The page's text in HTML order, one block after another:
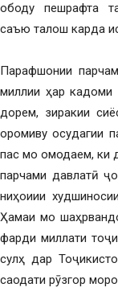
ободу пешрафта
саъю талош карда
Парафшонии
миллии ҳар кадоми
дорем, зиракии
оромиву осудагии
пас мо омодаем, ки
парчами давлатӣ
ниҳоиии
Ҳамаи мо
фарди миллати
сулҳ дар
саодати рӯзгор